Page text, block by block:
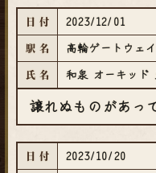
日付 2023/12/01
駅名 高輪ゲートウェ
氏名 和泉 オーキッド
譲れぬものがあっ
日付 2023/10/20